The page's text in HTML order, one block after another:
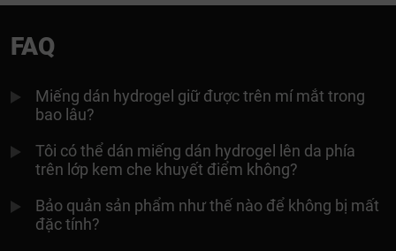
FAQ
Miếng dán hydrogel giữ được trên mí mắt trong
bao lâu?
Tôi có thể dán miếng dán hydrogel lên da phía
trên lớp kem che khuyết điểm không?
Bảo quản sản phẩm như thế nào để không bị mất
đặc tính?